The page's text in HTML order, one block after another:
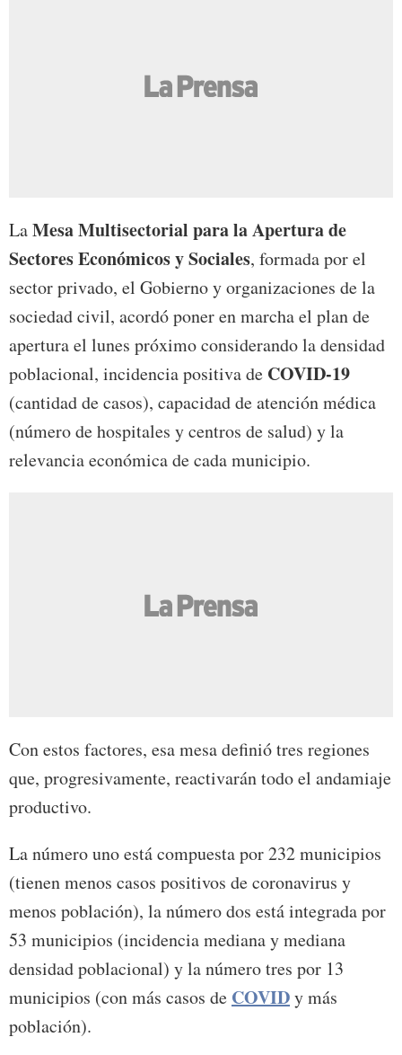
LaMesa Multisectorial para la Apertura de
Sectores Económicos y Sociales, formada por el
sector privado, el Gobierno y organizaciones de la
sociedad civil, acordó poner en marcha el plan de
apertura el lunes próximo considerando la densidad
poblacional, incidencia positiva de COVID-19
(cantidad de casos), capacidad de atención médica
(número de hospitales y centros de salud) y la
relevancia económica de cada municipio.
Con estos factores, esa mesa definió tres regiones
que, progresivamente, reactivarán todo el andamiaje
productivo.
La número uno está compuesta por 232 municipios
(tienen menos casos positivos de coronavirus y
menos población), la número dos está integrada por
53 municipios (incidencia mediana y mediana
densidad poblacional) y la número tres por 13
municipios (con más casos de COVIDy más
población).